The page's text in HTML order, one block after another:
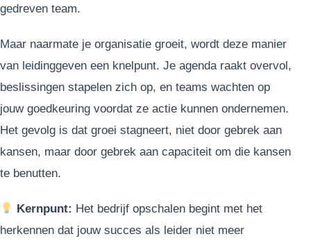
gedreven team.
Maar naarmate je organisatie groeit, wordt deze manier
van leidinggeven een knelpunt. Je agenda raakt overvol,
beslissingen stapelen zich op, en teams wachten op
jouw goedkeuring voordat ze actie kunnen ondernemen.
Het gevolg is dat groei stagneert, niet door gebrek aan
kansen, maar door gebrek aan capaciteit om die kansen
te benutten.
Kernpunt: Het bedrijf opschalen begint met het
herkennen dat jouw succes als leider niet meer